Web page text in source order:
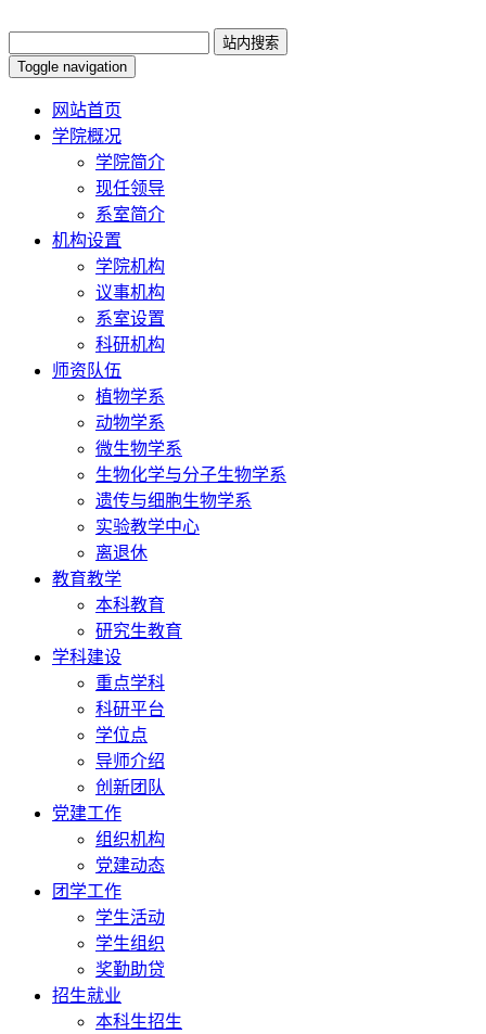
Toggle navigation
网站首页
学院概况
学院简介
现任领导
系室简介
机构设置
学院机构
议事机构
系室设置
科研机构
师资队伍
植物学系
动物学系
微生物学系
生物化学与分子生物学系
遗传与细胞生物学系
实验教学中心
离退休
教育教学
本科教育
研究生教育
学科建设
重点学科
科研平台
学位点
导师介绍
创新团队
党建工作
组织机构
党建动态
团学工作
学生活动
学生组织
奖勤助贷
招生就业
本科生招生